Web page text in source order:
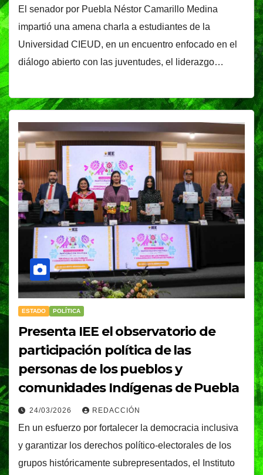
El senador por Puebla Néstor Camarillo Medina
impartió una amena charla a estudiantes de la
Universidad CIEUD, en un encuentro enfocado en el
diálogo abierto con las juventudes, el liderazgo…
ESTADO POLÍTICA
Presenta IEE el observatorio de
participación política de las
personas de los pueblos y
comunidades Indígenas de Puebla
24/03/2026 REDACCIÓN
En un esfuerzo por fortalecer la democracia inclusiva
y garantizar los derechos político-electorales de los
grupos históricamente subrepresentados, el Instituto